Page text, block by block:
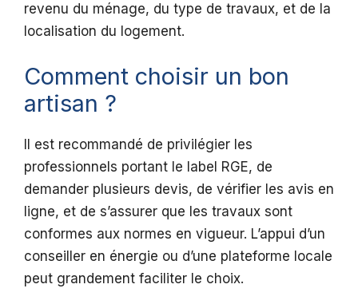
revenu du ménage, du type de travaux, et de la
localisation du logement.
Comment choisir un bon
artisan ?
Il est recommandé de privilégier les
professionnels portant le label RGE, de
demander plusieurs devis, de vérifier les avis en
ligne, et de s’assurer que les travaux sont
conformes aux normes en vigueur. L’appui d’un
conseiller en énergie ou d’une plateforme locale
peut grandement faciliter le choix.